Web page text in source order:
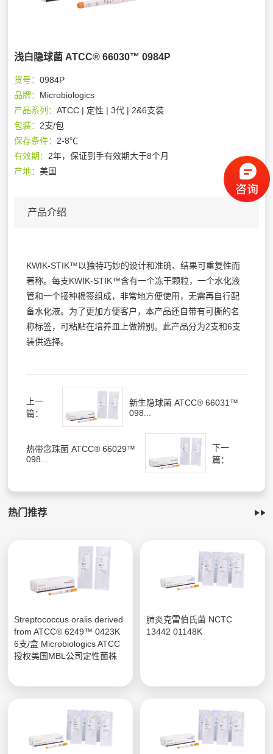
浅白隐球菌 ATCC® 66030™ 0984P
货号：0984P
品牌： Microbiologics
产品系列：ATCC | 定性 | 3代 | 2&6支装
包装： 2支/包
保存条件： 2-8℃
有效期： 2年，保证到手有效期大于8个月
产地：美国
产品介绍
KWIK-STIK™以独特巧妙的设计和准确、结果可重复性而
著称。每支KWIK-STIK™含有一个冻干颗粒，一个水化液
管和一个接种棉签组成，非常地方便使用，无需再自行配
备水化液。为了更加方便客户，本产品还自带有可撕的名
称标签，可粘贴在培养皿上做辨别。此产品分为2支和6支
装供选择。
上一
篇：
新生隐球菌 ATCC® 66031™
098...
热带念珠菌 ATCC® 66029™
098...
下一
篇：
热门推荐
Streptococcus oralis derived
from ATCC® 6249™ 0423K
6支/盒 Microbiologics ATCC
授权美国MBL公司定性菌株
肺炎克雷伯氏菌 NCTC
13442 01148K